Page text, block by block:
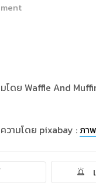
โดย Waffle And
ามโดย pixabay : ภา